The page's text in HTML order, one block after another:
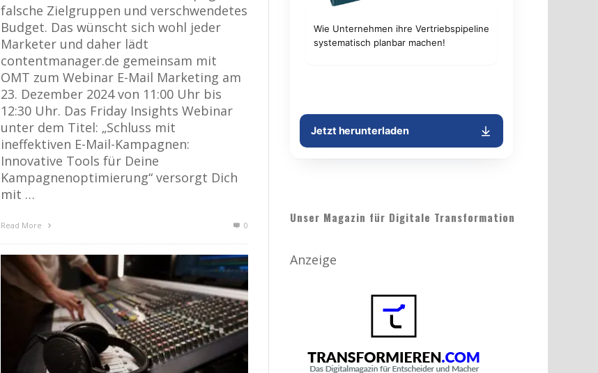
falsche Zielgruppen und verschwendetes
Budget. Das wünscht sich wohl jeder
Marketer und daher lädt
contentmanager.de gemeinsam mit
OMT zum Webinar E-Mail Marketing am
23. Dezember 2024 von 11:00 Uhr bis
12:30 Uhr. Das Friday Insights Webinar
unter dem Titel: „Schluss mit
ineffektiven E-Mail-Kampagnen:
Innovative Tools für Deine
Kampagnenoptimierung“ versorgt Dich
mit …
Read More 0
Unser Magazin für Digitale Transformation
Anzeige